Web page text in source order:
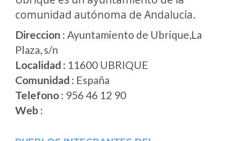
comunidad autónoma de Andalucía.
Direccion : Ayuntamiento de Ubrique,La
Plaza, s/n
Localidad : 11600 UBRIQUE
Comunidad : España
Telefono : 956 46 12 90
Web :